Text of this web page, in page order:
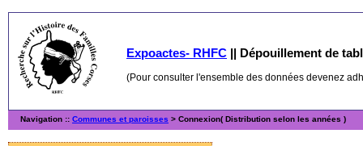
Expoactes- RHFC || Dépouillement de
(Pour consulter l'ensemble des données devenez
Navigation :: Communes et paroisses > Connexion( Distribution selon les années )